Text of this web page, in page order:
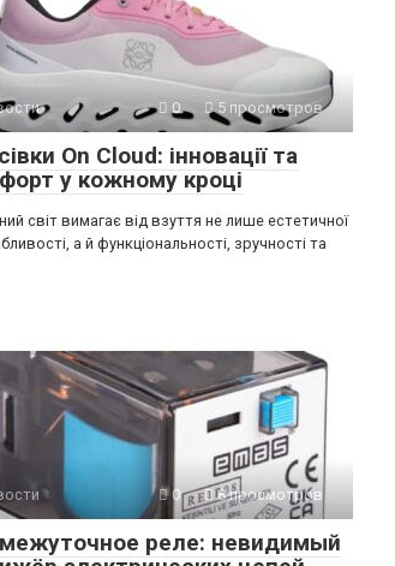
0 5 просмотров
On Cloud: інновації та
у кожному кроці
світ вимагає від взуття не лише естетичної
а й функціональності, зручності та
0 8 просмотров
реле: невидимый